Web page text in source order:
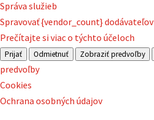
Správa služieb
Spravovať {vendor_count} dodávateľov
Prečítajte si viac o týchto účeloch
Prijať Odmietnuť Zobraziť predvoľby
predvoľby
Cookies
Ochrana osobných údajov